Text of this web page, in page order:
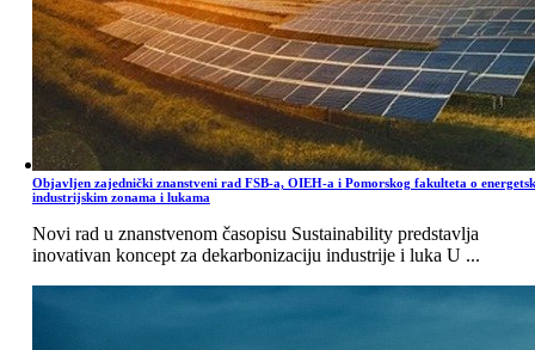
Objavljen zajednički znanstveni rad FSB-a, OIEH-a i Pomorskog fakulteta o
industrijskim zonama i lukama
Novi rad u znanstvenom časopisu Sustainability predstavlja
inovativan koncept za dekarbonizaciju industrije i luka U ...